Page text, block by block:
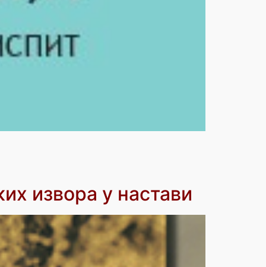
извора у настави